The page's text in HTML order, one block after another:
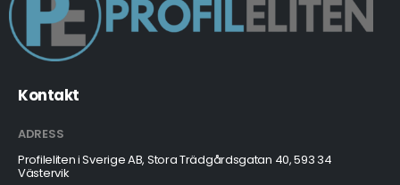
Kontakt
ADRESS
Profileliten i Sverige AB, Stora Trädgårdsgatan 40, 593 34
Västervik